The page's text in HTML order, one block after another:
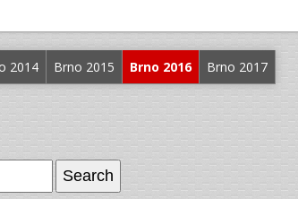
2014 Brno 2015 Brno 2016 Brno 2017